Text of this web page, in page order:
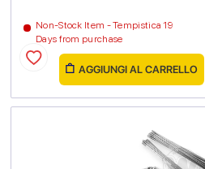
Non-Stock Item - Tempistica 19
Days from purchase
AGGIUNGI AL CARRELLO